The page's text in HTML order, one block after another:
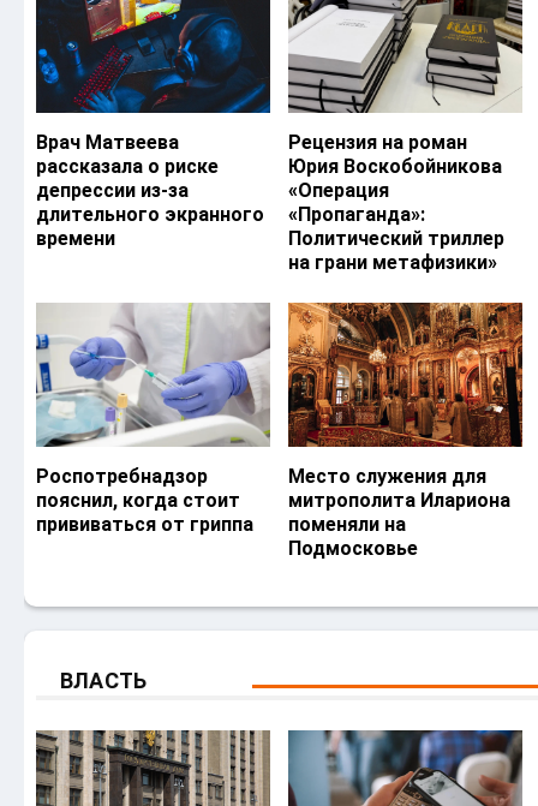
Врач Матвеева
рассказала о риске
депрессии из-за
длительного экранного
времени
Рецензия на роман
Юрия Воскобойникова
«Операция
«Пропаганда»:
Политический триллер
на грани метафизики»
Роспотребнадзор
пояснил, когда стоит
прививаться от гриппа
Место служения для
митрополита Илариона
поменяли на
Подмосковье
ВЛАСТЬ